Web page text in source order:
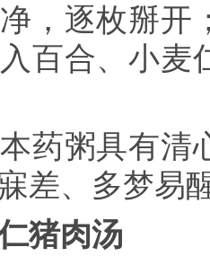
，逐枚掰开
百合、小麦
粥具有清
差、多梦易
猪肉汤